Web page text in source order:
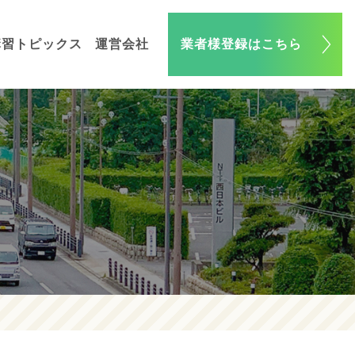
トピックス 運営会社 業者様登録はこちら